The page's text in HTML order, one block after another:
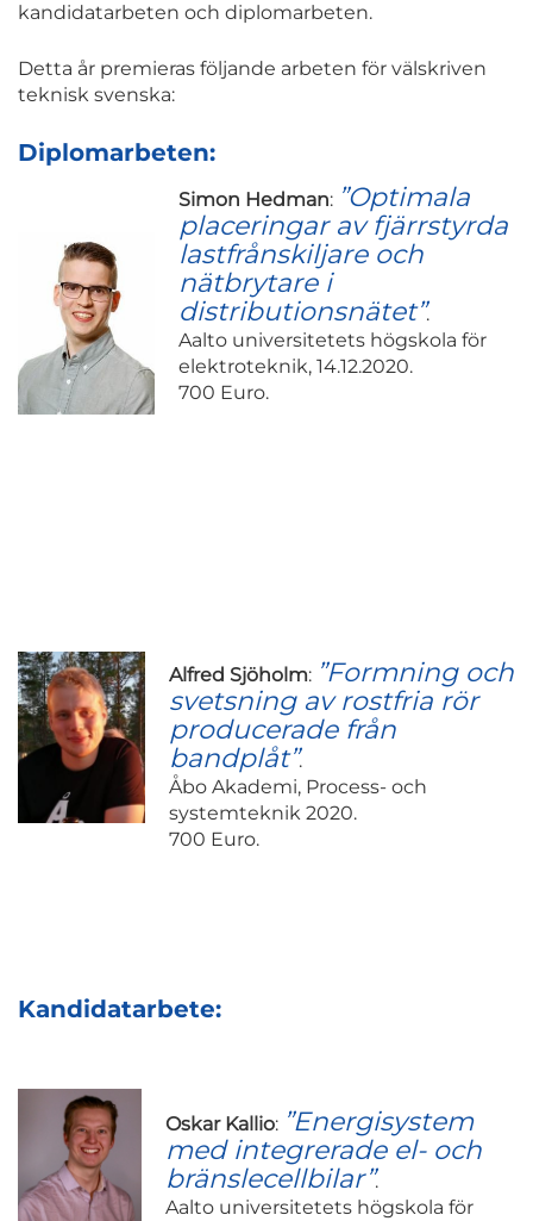
kandidatarbeten och diplomarbeten.
Detta år premieras följande arbeten för välskriven
teknisk svenska:
Diplomarbeten:
Simon Hedman: ”Optimala
placeringar av fjärrstyrda
lastfrånskiljare och
nätbrytare i
distributionsnätet”.
Aalto universitetets högskola för
elektroteknik, 14.12.2020.
700 Euro.
Alfred Sjöholm: ”Formning och
svetsning av rostfria rör
producerade från
bandplåt”.
Åbo Akademi, Process- och
systemteknik 2020.
700 Euro.
Kandidatarbete:
Oskar Kallio: ”Energisystem
med integrerade el- och
bränslecellbilar”.
Aalto universitetets högskola för